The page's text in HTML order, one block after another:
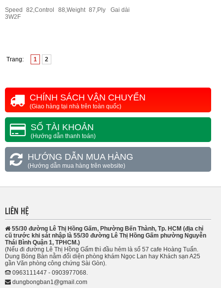
Speed 82,Control 88,Weight 87,Ply
3W2F
Gai dài
Trang: 1 2
CHÍNH SÁCH VẬN CHUYỂN
(Giao hàng tại nhà trên toàn quốc)
SỐ TÀI KHOẢN
(Hướng dẫn thanh toán)
HƯỚNG DẪN MUA HÀNG
(Hướng dẫn mua hàng trên website)
LIÊN HỆ
55/30 đường Lê Thị Hồng Gấm, Phường Bến Thành, Tp. HCM (địa chỉ
cũ trước khi sát nhập là 55/30 đường Lê Thị Hồng Gấm phường Nguyễn
Thái Bình Quận 1, TPHCM.)
(Nếu đi đường Lê Thị Hồng Gấm thì đầu hẻm là số 57 cafe Hoàng Tuấn.
Dung Bóng Bàn nằm đối diện phòng khám Ngọc Lan hay Khách sạn A25
gần Văn phòng công chứng Sài Gòn).
0963111447 - 0903977068.
dungbongban1@gmail.com